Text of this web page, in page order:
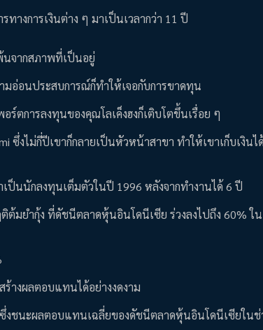
างการเงินต่าง ๆ มาเป็นเวลากว่า 11 ปี
นจากสภาพที่เป็นอยู่
อ่อนประสบการณ์ก็ทำให้เจอกับการขาดทุน
การลงทุนของคุณโลเค็งฮงก็เติบโตขึ้นเรื่อย ๆ
ซึ่งไม่กี่ปีเขาก็กลายเป็นหัวหน้าสาขา ทำให้เขาเก็บเงิน
เป็นนักลงทุนเต็มตัวในปี 1996 หลังจากทำงานได้ 6 ปี
ยำกุ้ง ที่ดัชนีตลาดหุ้นอินโดนีเซีย ร่วงลงไปถึง 60% ใน
ร้างผลตอบแทนได้อย่างงดงาม
ชนะผลตอบแทนเฉลี่ยของดัชนีตลาดหุ้นอินโดนีเซียในช่